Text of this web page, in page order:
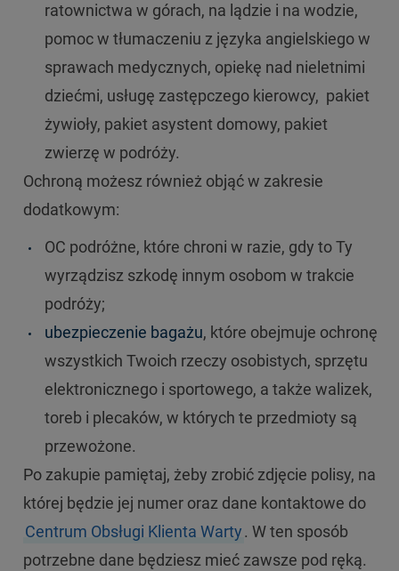
ratownictwa w górach, na lądzie i na wodzie,
pomoc w tłumaczeniu z języka angielskiego w
sprawach medycznych, opiekę nad nieletnimi
dziećmi, usługę zastępczego kierowcy, pakiet
żywioły, pakiet asystent domowy, pakiet
zwierzę w podróży.
Ochroną możesz również objąć w zakresie
dodatkowym:
OC podróżne, które chroni w razie, gdy to Ty
wyrządzisz szkodę innym osobom w trakcie
podróży;
ubezpieczenie bagażu, które obejmuje ochronę
wszystkich Twoich rzeczy osobistych, sprzętu
elektronicznego i sportowego, a także walizek,
toreb i plecaków, w których te przedmioty są
przewożone.
Po zakupie pamiętaj, żeby zrobić zdjęcie polisy, na
której będzie jej numer oraz dane kontaktowe do
Centrum Obsługi Klienta Warty. W ten sposób
potrzebne dane będziesz mieć zawsze pod ręką.